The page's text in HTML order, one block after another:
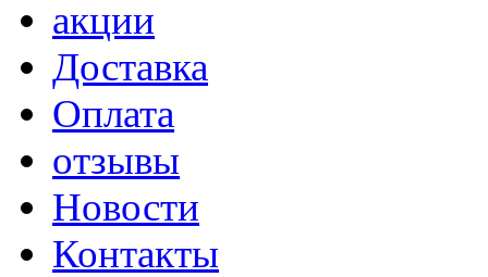
акции
Доставка
Оплата
отзывы
Новости
Контакты